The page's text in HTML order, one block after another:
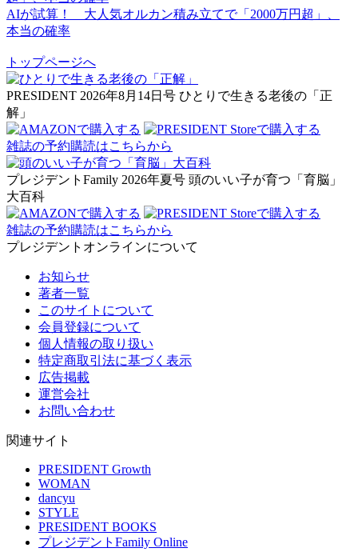
AIが試算！ 大人気オルカン積み立てで「2000万円超」、
本当の確率
トップページへ
PRESIDENT 2026年8月14日号 ひとりで生きる老後の「正
解」
雑誌の予約購読はこちらから
プレジデントFamily 2026年夏号 頭のいい子が育つ「育脳」
大百科
雑誌の予約購読はこちらから
プレジデントオンラインについて
お知らせ
著者一覧
このサイトについて
会員登録について
個人情報の取り扱い
特定商取引法に基づく表示
広告掲載
運営会社
お問い合わせ
関連サイト
PRESIDENT Growth
WOMAN
dancyu
STYLE
PRESIDENT BOOKS
プレジデントFamily Online